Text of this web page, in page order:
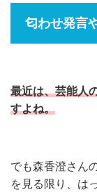
匂わせ発言
最近は、芸能人
すよね。
でも森香澄さん
を見る限り、は